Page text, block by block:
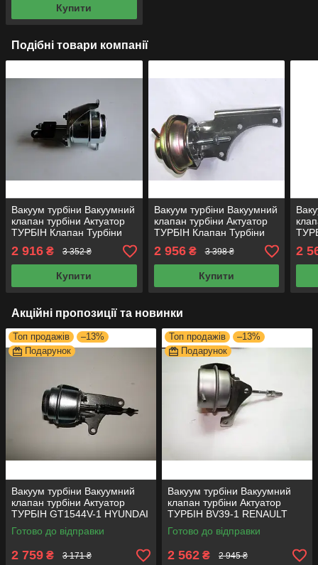
Купити
Подібні товари компанії
Вакуум турбіни Вакуумний
клапан турбіни Актуатор
ТУРБІН Клапан Турбіни
2 916 ₴ 3 352 ₴
Купити
Вакуум турбіни Вакуумний
клапан турбіни Актуатор
ТУРБІН Клапан Турбіни
GT2052V-1 NISSAN 3.0D
2 956₴ 3 398 ₴
Купити
2
Акційні пропозиції та новинки
Топ продажів
–13%
Подарунок
Вакуум турбіни Вакуумний
клапан турбіни Актуатор
ТУРБІН GT1544V-1 HYUNDAI
KIA 1.5D
Готово до відправки
2 759 ₴ 3 171 ₴
Топ продажів
–13%
Подарунок
Вакуум турбіни Вакуумний
клапан турбіни Актуатор
ТУРБІН BV39-1 RENAULT
1.5D
Готово до відправки
2 562 ₴ 2 945 ₴